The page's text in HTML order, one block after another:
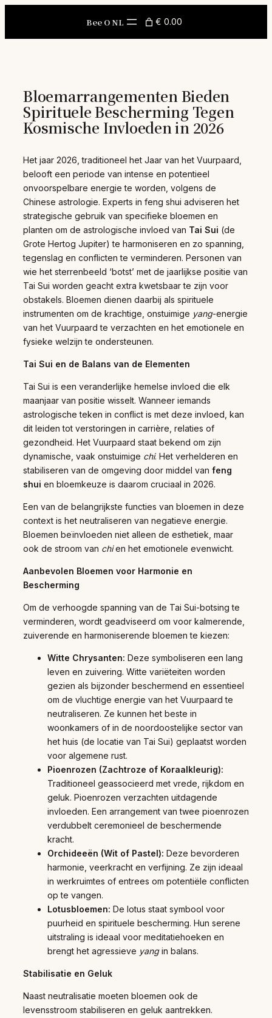
Bee O NL € 0.00
Bloemarrangementen Bieden
Spirituele Bescherming Tegen
Kosmische Invloeden in 2026
Het jaar 2026, traditioneel het Jaar van het Vuurpaard,
belooft een periode van intense en potentieel
onvoorspelbare energie te worden, volgens de
Chinese astrologie. Experts in feng shui adviseren het
strategische gebruik van specifieke bloemen en
planten om de astrologische invloed van Tai Sui (de
Grote Hertog Jupiter) te harmoniseren en zo spanning,
tegenslag en conflicten te verminderen. Personen van
wie het sterrenbeeld ‘botst’ met de jaarlijkse positie van
Tai Sui worden geacht extra kwetsbaar te zijn voor
obstakels. Bloemen dienen daarbij als spirituele
instrumenten om de krachtige, onstuimige yang-energie
van het Vuurpaard te verzachten en het emotionele en
fysieke welzijn te ondersteunen.
Tai Sui en de Balans van de Elementen
Tai Sui is een veranderlijke hemelse invloed die elk
maanjaar van positie wisselt. Wanneer iemands
astrologische teken in conflict is met deze invloed, kan
dit leiden tot verstoringen in carrière, relaties of
gezondheid. Het Vuurpaard staat bekend om zijn
dynamische, vaak onstuimige chi. Het verhelderen en
stabiliseren van de omgeving door middel van feng
shui en bloemkeuze is daarom cruciaal in 2026.
Een van de belangrijkste functies van bloemen in deze
context is het neutraliseren van negatieve energie.
Bloemen beïnvloeden niet alleen de esthetiek, maar
ook de stroom van chien het emotionele evenwicht.
Aanbevolen Bloemen voor Harmonie en
Bescherming
Om de verhoogde spanning van de Tai Sui-botsing te
verminderen, wordt geadviseerd om voor kalmerende,
zuiverende en harmoniserende bloemen te kiezen:
Witte Chrysanten: Deze symboliseren een lang
leven en zuivering. Witte variëteiten worden
gezien als bijzonder beschermend en essentieel
om de vluchtige energie van het Vuurpaard te
neutraliseren. Ze kunnen het beste in
woonkamers of in de noordoostelijke sector van
het huis (de locatie van Tai Sui) geplaatst worden
voor algemene rust.
Pioenrozen (Zachtroze of Koraalkleurig):
Traditioneel geassocieerd met vrede, rijkdom en
geluk. Pioenrozen verzachten uitdagende
invloeden. Een arrangement van twee pioenrozen
verdubbelt ceremonieel de beschermende
kracht.
Orchideeën (Wit of Pastel): Deze bevorderen
harmonie, veerkracht en verfijning. Ze zijn ideaal
in werkruimtes of entrees om potentiële conflicten
op te vangen.
Lotusbloemen: De lotus staat symbool voor
puurheid en spirituele bescherming. Hun serene
uitstraling is ideaal voor meditatiehoeken en
brengt het agressieve yangin balans.
Stabilisatie en Geluk
Naast neutralisatie moeten bloemen ook de
levensstroom stabiliseren en geluk aantrekken.